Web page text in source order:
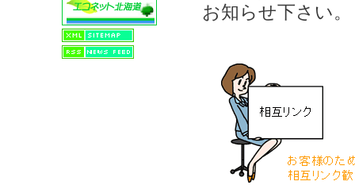
お知らせ下さい。